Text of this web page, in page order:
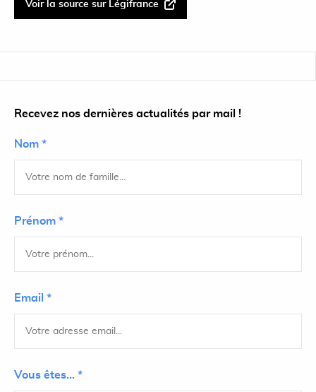
Voir la source sur Légifrance
Recevez nos dernières actualités par mail !
Nom *
Prénom *
Email *
Vous êtes... *